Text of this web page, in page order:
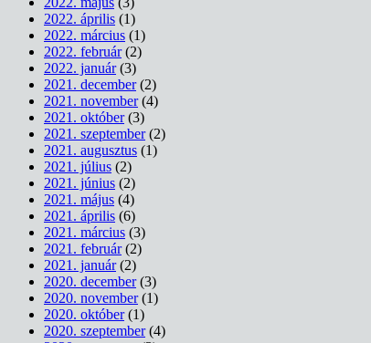
2022. április (1)
2022. március (1)
2022. február(2)
2022. január(3)
2021. december(2)
2021. november(4)
2021. október(3)
2021. szeptember(2)
2021. augusztus (1)
2021. július (2)
2021. június (2)
2021. május (4)
2021. április (6)
2021. március (3)
2021. február(2)
2021. január(2)
2020. december(3)
2020. november(1)
2020. október(1)
2020. szeptember(4)